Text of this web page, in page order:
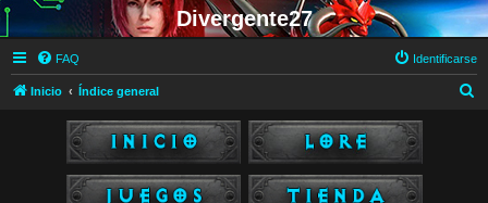
Divergente27
FAQ Identificarse
Inicio Índice general